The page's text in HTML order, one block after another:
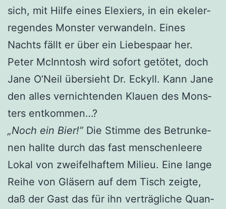
sich, mit Hil­fe eines Ele­xiers, in ein ekel­er­
re­gen­des Mons­ter ver­wan­deln. Eines
Nachts fällt er über ein Lie­bes­paar her.
Peter McInn­tosh wird sofort getö­tet, doch
Jane O’N­eil über­sieht Dr. Eckyll. Kann Jane
den alles ver­nich­ten­den Klau­en des Mons­
ters entkommen…?
„Noch ein Bier!” Die Stim­me des Betrun­ke­
nen hall­te durch das fast men­schen­lee­re
Lokal von zwei­fel­haf­tem Milieu. Eine lan­ge
Rei­he von Glä­sern auf dem Tisch zeig­te,
daß der Gast das für ihn ver­träg­li­che Quan­